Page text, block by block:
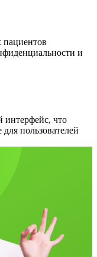
и
интерфейс, что
пользователей